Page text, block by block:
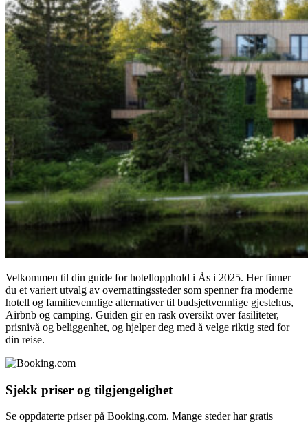
Velkommen til din guide for hotellopphold i Ås i 2025. Her finner
du et variert utvalg av overnattingssteder som spenner fra moderne
hotell og familievennlige alternativer til budsjettvennlige gjestehus,
Airbnb og camping. Guiden gir en rask oversikt over fasiliteter,
prisnivå og beliggenhet, og hjelper deg med å velge riktig sted for
din reise.
Sjekk priser og tilgjengelighet
Se oppdaterte priser på Booking.com. Mange steder har gratis